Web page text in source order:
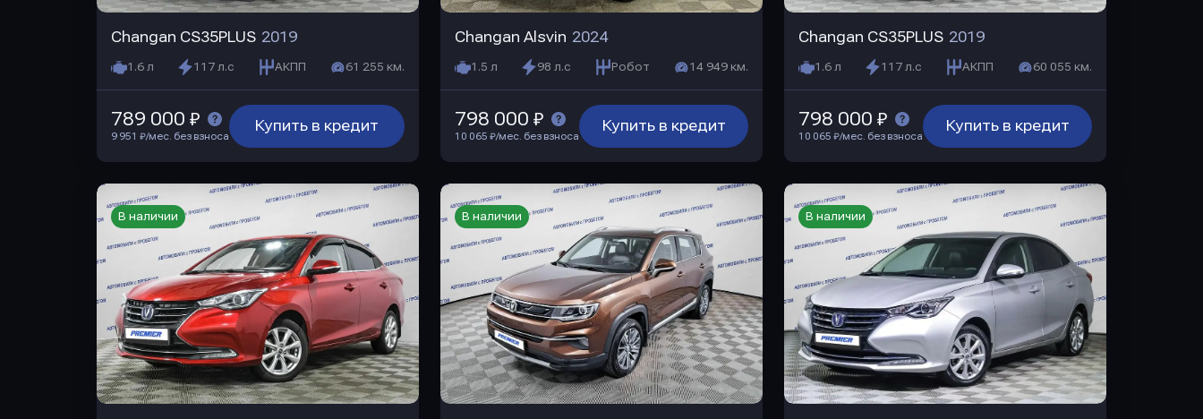
Changan CS35PLUS 2019
1.6 л 117 л.с АКПП 61 255 км.
Купить в кредит
789 000 ₽
9 951 ₽/мес. без взноса
Changan Alsvin 2024
1.5 л 98 л.с Робот 14 949 км.
Купить в кредит
798 000 ₽
10 065 ₽/мес. без взноса
Changan CS35PLUS 2019
1.6 л 117 л.с АКПП 60 055 км.
Купить в кредит
798 000 ₽
10 065 ₽/мес. без взноса
В наличии В наличии В наличии